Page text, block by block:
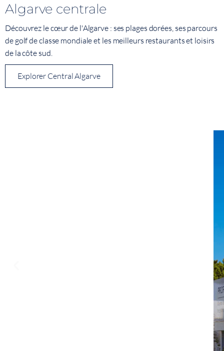
Algarve centrale
Découvrez le cœur de l'Algarve : ses plages dorées, ses parcours
de golf de classe mondiale et les meilleurs restaurants et loisirs
de la côte sud.
Explorer Central Algarve